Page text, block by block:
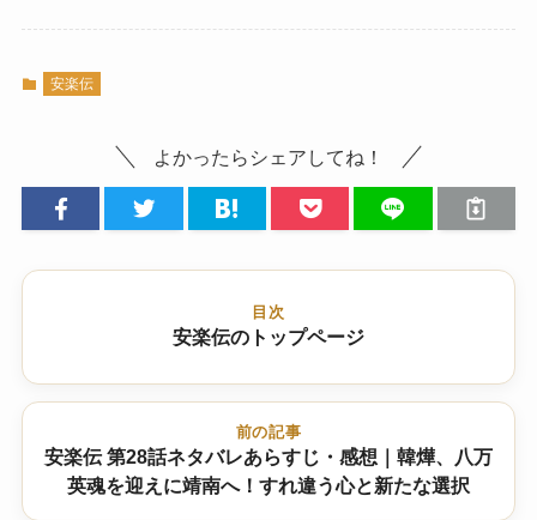
安楽伝
よかったらシェアしてね！
目次
安楽伝のトップページ
前の記事
安楽伝 第28話ネタバレあらすじ・感想｜韓燁、八万
英魂を迎えに靖南へ！すれ違う心と新たな選択